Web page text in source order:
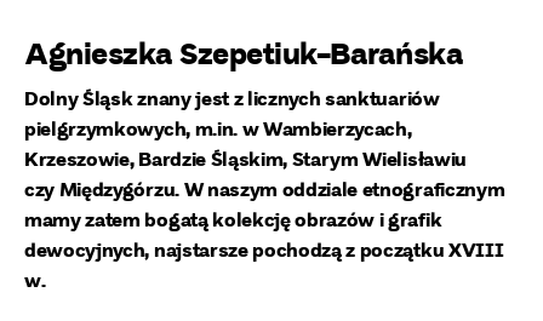
Agnieszka Szepetiuk-Barańska
Dolny Śląsk znany jest z licznych sanktuariów
pielgrzymkowych, m.in. w Wambierzycach,
Krzeszowie, Bardzie Śląskim, Starym Wielisławiu
czy Międzygórzu. W naszym oddziale etnograficznym
mamy zatem bogatą kolekcję obrazów i grafik
dewocyjnych, najstarsze pochodzą z początku XVIII
w.